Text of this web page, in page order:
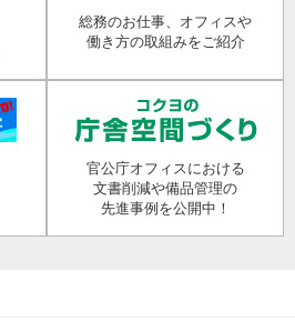
総務のお仕事、オフィスや
働き方の取組みをご紹介
官公庁オフィスにおける
文書削減や備品管理の
先進事例を公開中！